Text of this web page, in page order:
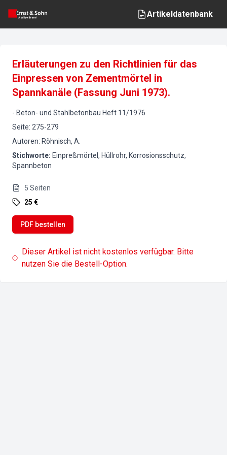
Artikeldatenbank
Erläuterungen zu den Richtlinien für das
Einpressen von Zementmörtel in
Spannkanäle (Fassung Juni 1973).
- Beton- und Stahlbetonbau Heft 11/1976
Seite: 275-279
Autoren: Röhnisch, A.
Stichworte: Einpreßmörtel, Hüllrohr, Korrosionsschutz,
Spannbeton
5 Seiten
25 €
PDF bestellen
Dieser Artikel ist nicht kostenlos verfügbar. Bitte
nutzen Sie die Bestell-Option.